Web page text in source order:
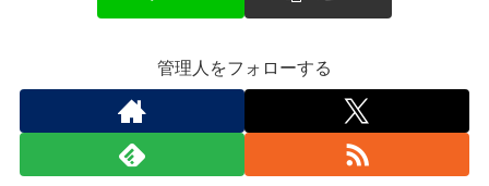
管理人をフォローする